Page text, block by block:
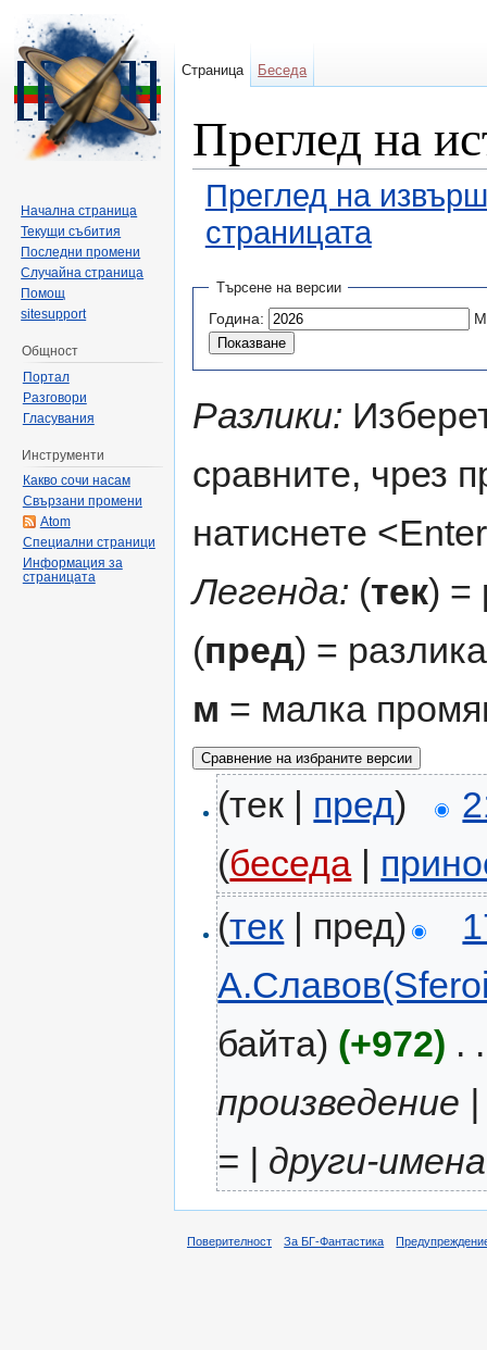
Преглед на
Преглед на
страницата
Търсене на версии
Година:
Разлики:
сравните, чрез
натиснете
Легенда: (тек) =
(пред) =
м = малка
(тек | пред)
(беседа |
(тек | пред)
байта) (+972) . .
произведение
= | други-
Страница Беседа
Начална страница
Текущи събития
Последни промени
Случайна страница
Помощ
sitesupport
Общност
Портал
Разговори
Гласувания
Инструменти
Какво сочи насам
Свързани промени
Atom
Специални страници
Информация за
страницата
Поверителност За БГ-Фантастика